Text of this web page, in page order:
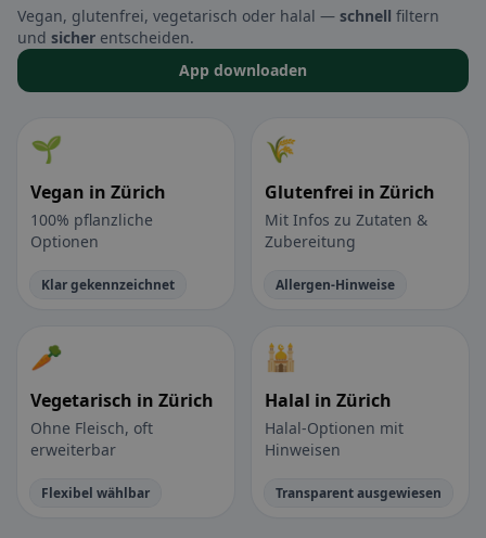
Vegan, glutenfrei, vegetarisch oder halal — schnell filtern
und sicher entscheiden.
App downloaden
🌱
Vegan in Zürich
100% pflanzliche
Optionen
Klar gekennzeichnet
🌾
Glutenfrei in Zürich
Mit Infos zu Zutaten &
Zubereitung
Allergen-Hinweise
🥕
Vegetarisch in Zürich
Ohne Fleisch, oft
erweiterbar
Flexibel wählbar
🕌
Halal in Zürich
Halal-Optionen mit
Hinweisen
Transparent ausgewiesen